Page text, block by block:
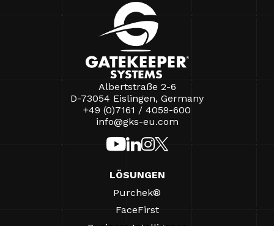
Albertstraße 2-6
D-73054 Eislingen, Germany
+49 (0)7161 / 4059-600
info@gks-eu.com
LÖSUNGEN
Purchek®
FaceFirst